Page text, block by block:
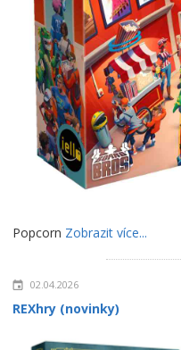
Popcorn Zobrazit více...
02.04.2026
REXhry (novinky)